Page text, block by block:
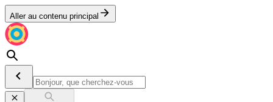
Aller au contenu principal